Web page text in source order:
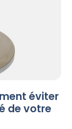
éviter
de votre